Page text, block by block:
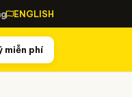
ENGLISH
miễn phí